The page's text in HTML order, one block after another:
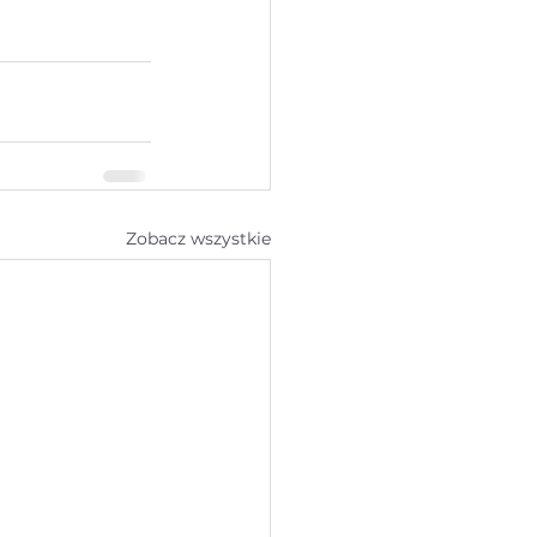
Zobacz wszystkie